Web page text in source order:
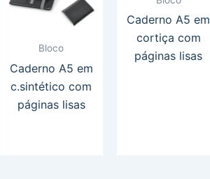
Bloco
Caderno A5 em
c.sintético com
páginas lisas
Caderno A5 em
cortiça com
páginas lisas